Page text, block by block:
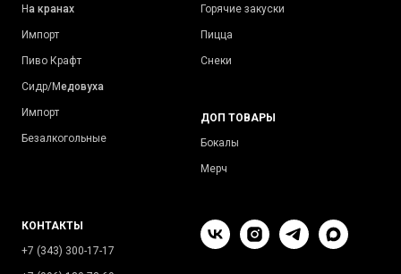
На кранах
Импорт
Пиво Крафт
Сидр/Медовуха
Импорт
Безалкогольные
Горячие закуски
Пицца
Снеки
ДОП ТОВАРЫ
Бокалы
Мерч
КОНТАКТЫ
+7 (343) 300-17-17